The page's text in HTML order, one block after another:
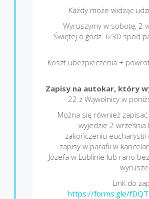
Każdy może widząc
Wyruszymy w sobotę, 2
Świętej o godz. 6:30 spod
Koszt ubezpieczenia +
Zapisy na autokar, który
22 z Wąwolnicy w
Można się również
wyjedzie 2
zakończeniu
zapisy w parafii w
Józefa w Lublinie lub rano
Link do
https://forms.gle/